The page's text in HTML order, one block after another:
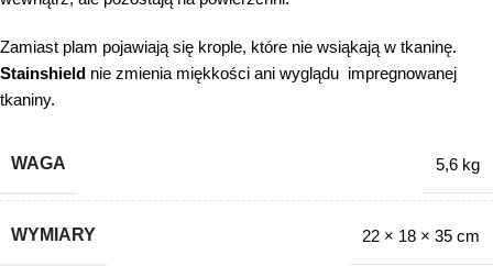
Zamiast plam pojawiają się krople, które nie wsiąkają w tkaninę.
Stainshield nie zmienia miękkości ani wyglądu impregnowanej
tkaniny.
WAGA 5,6 kg
WYMIARY 22 × 18 × 35 cm